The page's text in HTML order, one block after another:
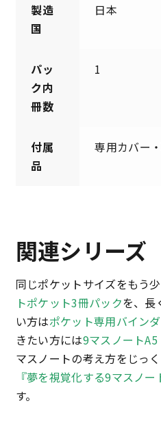
製造
国
日本
パッ
ク内
冊数
1
付属
品
専用カバー
関連シリーズ
同じポケットサイズをもう
トポケット3冊パックを、長
い方はポケット専用バイン
きたい方には9マスノート
マスノートの考え方をじっ
『夢を視覚化する9マスノ
す。